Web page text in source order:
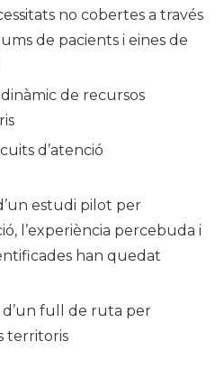
no cobertes a través
de pacients i eines de
de recursos
d’atenció
estudi pilot per
l’experiència percebuda i
han quedat
full de ruta per
territoris